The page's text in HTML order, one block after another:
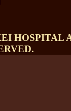
HOSPITAL